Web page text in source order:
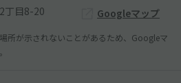
丁目8-20 Googleマップ
所が示されないことがあるため、Googleマ